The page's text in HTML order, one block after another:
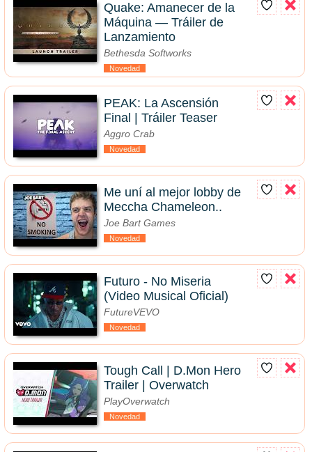
Quake: Amanecer de la
Máquina — Tráiler de
Lanzamiento
Bethesda Softworks
Novedad
PEAK: La Ascensión
Final | Tráiler Teaser
Aggro Crab
Novedad
Me uní al mejor lobby de
Meccha Chameleon..
Joe Bart Games
Novedad
Futuro - No Miseria
(Video Musical Oficial)
FutureVEVO
Novedad
Tough Call | D.Mon Hero
Trailer | Overwatch
PlayOverwatch
Novedad